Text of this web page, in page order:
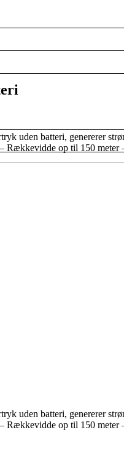
uden batteri, genererer
op til 150
uden batteri, genererer
op til 150